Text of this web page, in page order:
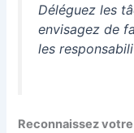
Déléguez les
envisagez de
les
Reconnaissez